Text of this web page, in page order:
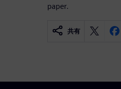
paper.
共有